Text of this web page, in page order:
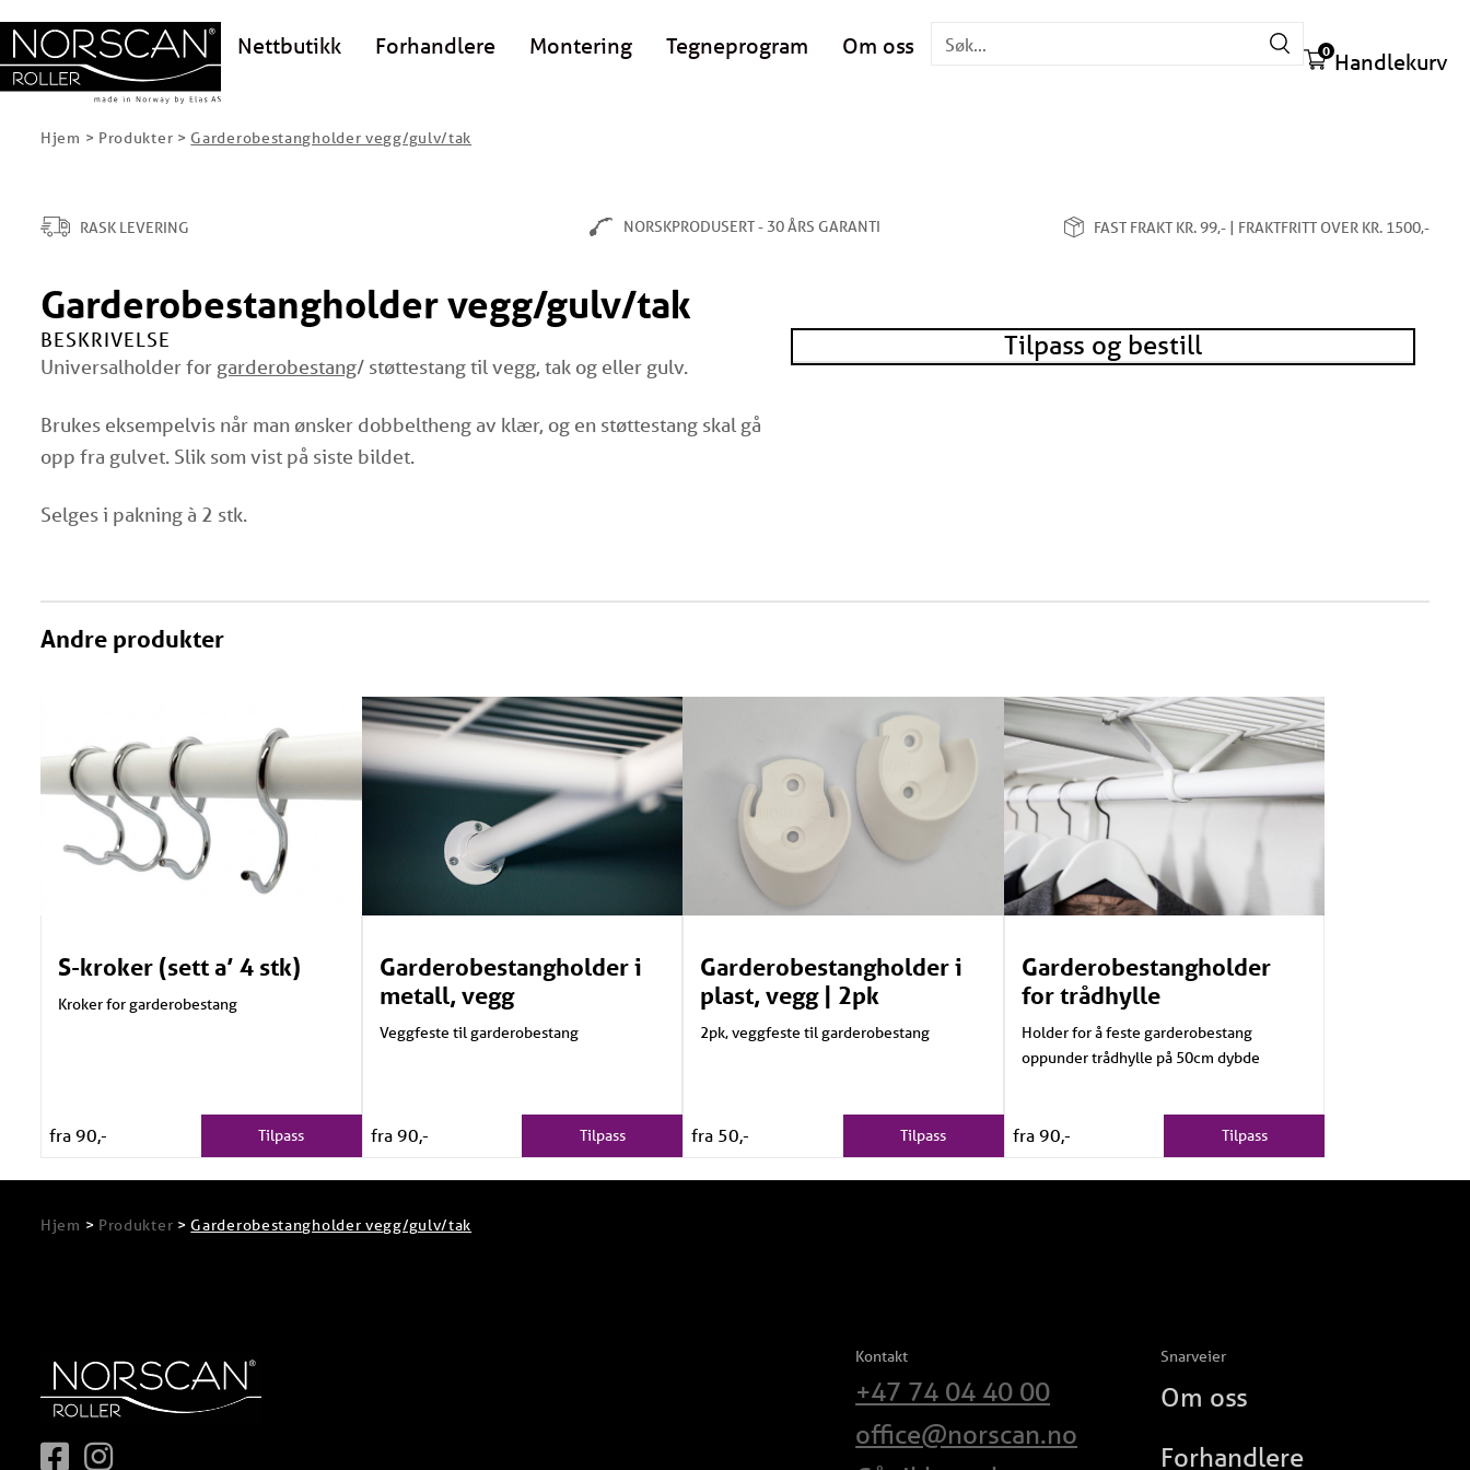
Nettbutikk Forhandlere Montering Tegneprogram Om oss 0 Handlekurv
Hjem > Produkter > Garderobestangholder vegg/gulv/tak
RASK LEVERING NORSKPRODUSERT - 30 ÅRS GARANTI FAST FRAKT KR. 99,- | FRAKTFRITT OVER KR. 1500,-
Garderobestangholder vegg/gulv/tak
BESKRIVELSE
Universalholder for garderobestang/ støttestang til vegg, tak og eller gulv.
Brukes eksempelvis når man ønsker dobbeltheng av klær, og en støttestang skal gå
opp fra gulvet. Slik som vist på siste bildet.
Selges i pakning à 2 stk.
Tilpass og bestill
Andre produkter
S-kroker (sett a’ 4 stk)
Kroker for garderobestang
fra 90,- Tilpass
Garderobestangholder i
metall, vegg
Veggfeste til garderobestang
fra 90,- Tilpass
Garderobestangholder i
plast, vegg | 2pk
2pk, veggfeste til garderobestang
fra 50,- Tilpass
Garderobestangholder
for trådhylle
Holder for å feste garderobestang
oppunder trådhylle på 50cm dybde
fra 90,- Tilpass
Hjem > Produkter >Garderobestangholder vegg/gulv/tak
Kontakt
+47 74 04 40 00
office@norscan.no
Snarveier
Om oss
Forhandlere